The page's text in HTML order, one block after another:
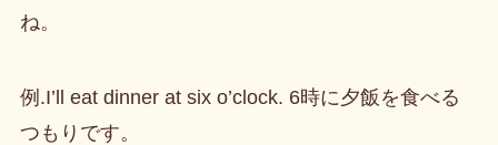
ね。
例.I’ll eat dinner at six o’clock. 6時に夕飯を食べる
つもりです。